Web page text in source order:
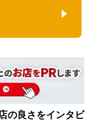
の良さをインタビ